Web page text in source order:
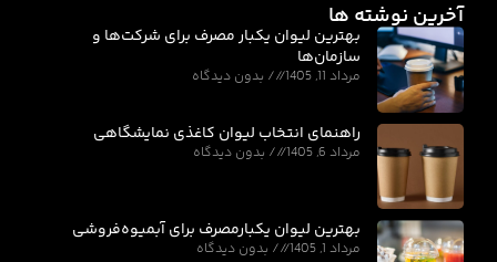
آخرین نوشته ها
بهترین لیوان یکبار مصرف برای شرکت‌ها و
سازمان‌ها
مرداد 11, 1405 بدون دیدگاه
راهنمای انتخاب لیوان کاغذی نمایشگاهی
مرداد 6, 1405 بدون دیدگاه
بهترین لیوان یکبارمصرف برای آبمیوه‌فروشی
مرداد 1, 1405 بدون دیدگاه